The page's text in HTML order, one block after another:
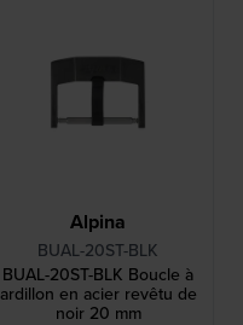
Alpina
BUAL-20ST-BLK
BUAL-20ST-BLK Boucle à
ardillon en acier revêtu de
noir 20 mm